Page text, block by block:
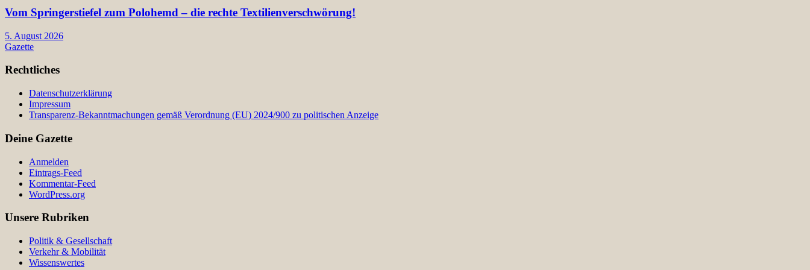
Vom Springerstiefel zum Polohemd – die rechte Textilienverschwörung!
5. August 2026
Gazette
Rechtliches
Datenschutzerklärung
Impressum
Transparenz-Bekanntmachungen gemäß Verordnung (EU) 2024/900 zu politischen Anzeige
Deine Gazette
Anmelden
Eintrags-Feed
Kommentar-Feed
WordPress.org
Unsere Rubriken
Politik & Gesellschaft
Verkehr & Mobilität
Wissenswertes